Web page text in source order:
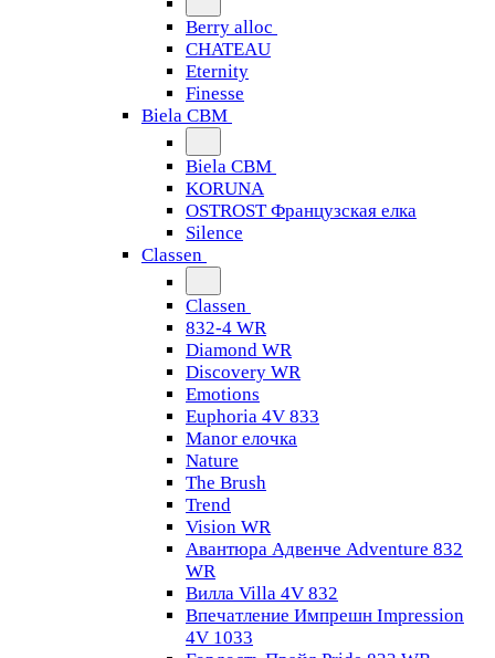
Berry alloc
CHATEAU
Eternity
Finesse
Biela CBM
Biela CBM
KORUNA
OSTROST Французская елка
Silence
Classen
Classen
832-4 WR
Diamond WR
Discovery WR
Emotions
Euphoria 4V 833
Manor елочка
Nature
The Brush
Trend
Vision WR
Авантюра Адвенче Adventure 832
WR
Вилла Villa 4V 832
Впечатление Импрешн Impression
4V 1033